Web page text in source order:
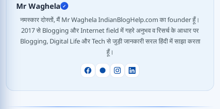
Mr Waghela ✓
नमस्कार दोस्तों, मैं Mr Waghela IndianBlogHelp.com का founder हूँ।
2017 से Blogging और Internet field में गहरे अनुभव व रिसर्च के आधार पर
Blogging, Digital Life और Tech से जुड़ी जानकारी सरल हिंदी में साझा करता
हूँ।